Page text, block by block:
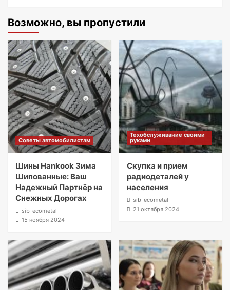
Возможно, вы пропустили
Советы автомобилистам
Шины Hankook Зима
Шипованные: Ваш
Надежный Партнёр на
Снежных Дорогах
sib_ecometal
15 ноября 2024
Техобслуживание своими
руками
Скупка и прием
радиодеталей у
населения
sib_ecometal
21 октября 2024